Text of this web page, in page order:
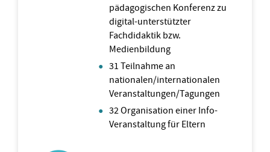
pädagogischen Konferenz zu
digital-unterstützter
Fachdidaktik bzw.
Medienbildung
31 Teilnahme an
nationalen/internationalen
Veranstaltungen/Tagungen
32 Organisation einer Info-
Veranstaltung für Eltern